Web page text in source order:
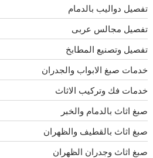
تفصيل دواليب بالدمام
تفصيل مجالس عربى
تفصيل وتصنيع المطابخ
خدمات صبغ الابواب والجدران
خدمات فك وتركيب الاثاث
صبغ اثاث بالدمام والخبر
صبغ اثاث بالقطيف والظهران
صبغ اثاث وجدران الظهران